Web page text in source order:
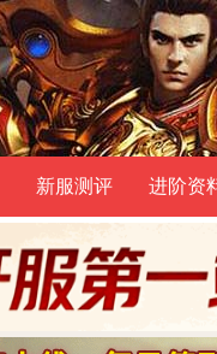
新服测评 进阶资